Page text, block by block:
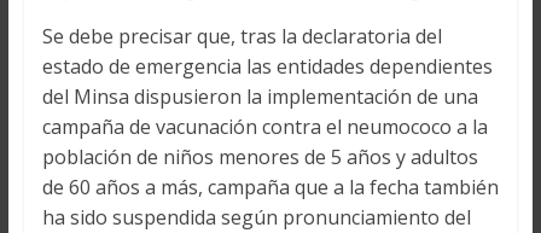
Se debe precisar que, tras la declaratoria del
estado de emergencia las entidades dependientes
del Minsa dispusieron la implementación de una
campaña de vacunación contra el neumococo a la
población de niños menores de 5 años y adultos
de 60 años a más, campaña que a la fecha también
ha sido suspendida según pronunciamiento del